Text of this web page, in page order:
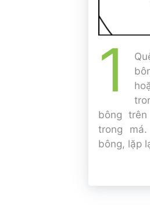
1
bông
trong
bông, lặp